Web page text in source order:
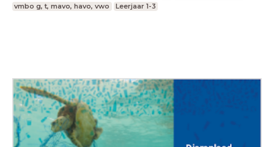
vmbo g, t, mavo, havo, vwo
Leerjaar 1-3